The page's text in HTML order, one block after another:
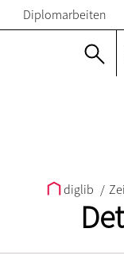
Diplomarbeiten
diglib /